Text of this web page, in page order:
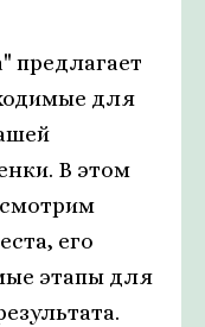
предлагает
для
В этом
его
этапы для